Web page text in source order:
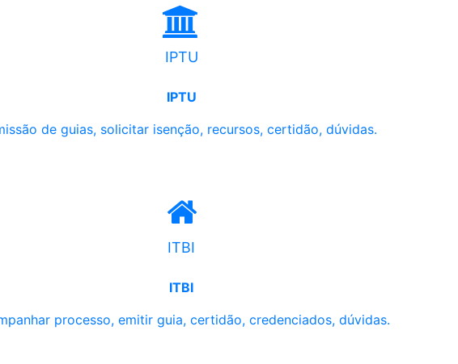
IPTU
IPTU
de guias, solicitar isenção, recursos, certidão, dúvidas.
ITBI
ITBI
processo, emitir guia, certidão, credenciados, dúvidas.